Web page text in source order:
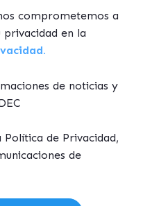
comprometemos a
en la
de noticias y
de Privacidad,
de